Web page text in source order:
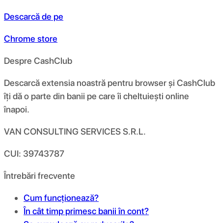
Descarcă de pe
Chrome store
Despre CashClub
Descarcă extensia noastră pentru browser și CashClub
îți dă o parte din banii pe care îi cheltuiești online
înapoi.
VAN CONSULTING SERVICES S.R.L.
CUI: 39743787
Întrebări frecvente
Cum funcționează?
În cât timp primesc banii în cont?